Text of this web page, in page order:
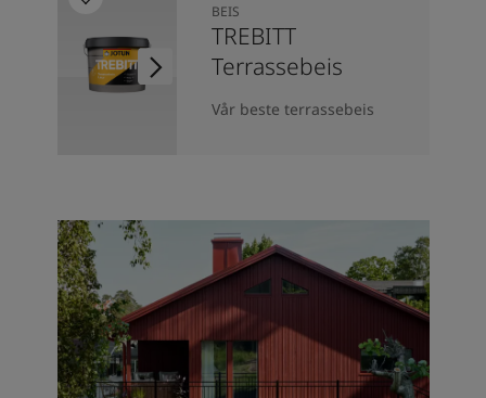
BEIS
TREBITT
Terrassebeis
Vår beste terrassebeis